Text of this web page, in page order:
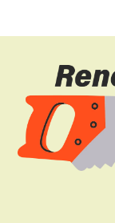
RENOVERA DIN
RENOVERA SJÄLV
BLOGG